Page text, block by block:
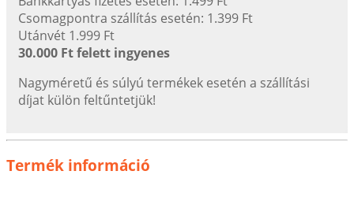
Csomagpontra szállítás esetén: 1.399 Ft
Utánvét 1.999 Ft
30.000 Ft felett ingyenes
Nagyméretű és súlyú termékek esetén a szállítási
díjat külön feltűntetjük!
Termék információ